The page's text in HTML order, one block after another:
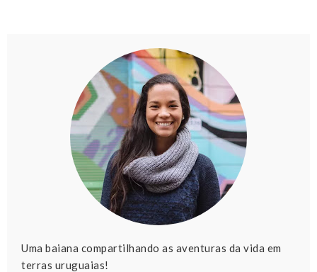
Uma baiana compartilhando as aventuras da vida em
terras uruguaias!